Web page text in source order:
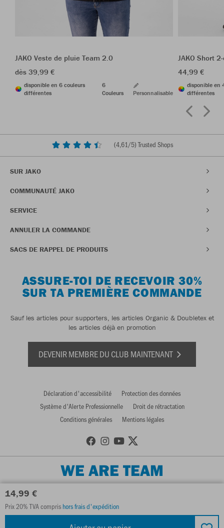
14,99 €
Prix 20% TVA compris hors frais d'expédition
JAKO Veste de pluie Team 2.0
dès 39,99 €
disponible en 6 couleurs
différentes
6
Couleurs
Personnalisable
JAKO Short
44,99 €
disponible en
différentes
(4,61/5) Trusted Shops
SUR JAKO
COMMUNAUTÉ JAKO
SERVICE
ANNULER LA COMMANDE
SACS DE RAPPEL DE PRODUITS
ASSURE-TOI DE RECEVOIR 30%
SUR TA PREMIÈRE COMMANDE
Sauf les articles pour supporters, les articles Organic & Doubletex et
les articles déjà en promotion
DEVENIR MEMBRE DU CLUB MAINTENANT
Déclaration d'accessibilité
Protection des données
Système d'Alerte Professionnelle
Droit de rétractation
Conditions générales
Mentions légales
WE ARE TEAM